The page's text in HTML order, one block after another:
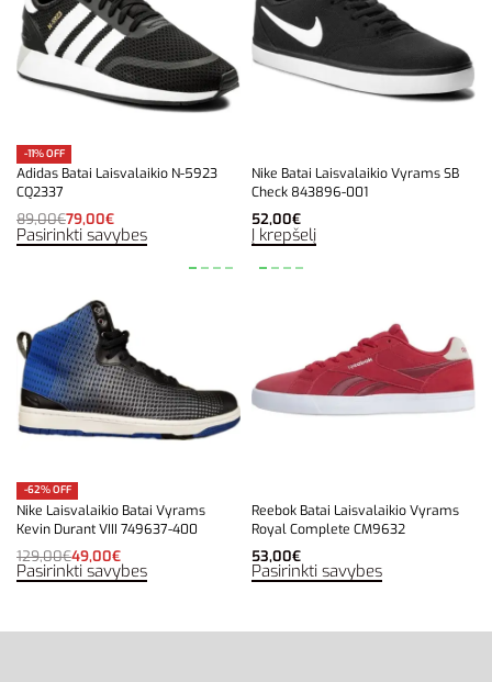
-11% OFF
Adidas Batai Laisvalaikio N-5923
CQ2337
89,00€79,00€
Pasirinkti savybes
Nike Batai Laisvalaikio Vyrams SB
Check 843896-001
52,00€
Į krepšelį
-62% OFF
Nike Laisvalaikio Batai Vyrams
Kevin Durant VIII 749637-400
129,00€49,00€
Pasirinkti savybes
Reebok Batai Laisvalaikio Vyrams
Royal Complete CM9632
53,00€
Pasirinkti savybes